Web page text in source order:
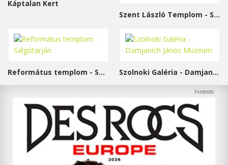
Káptalan Kert
Szent László Templom - Sárvár
Református templom - Salgótarján Szolnoki Galéria - Damjanich János Múzeum